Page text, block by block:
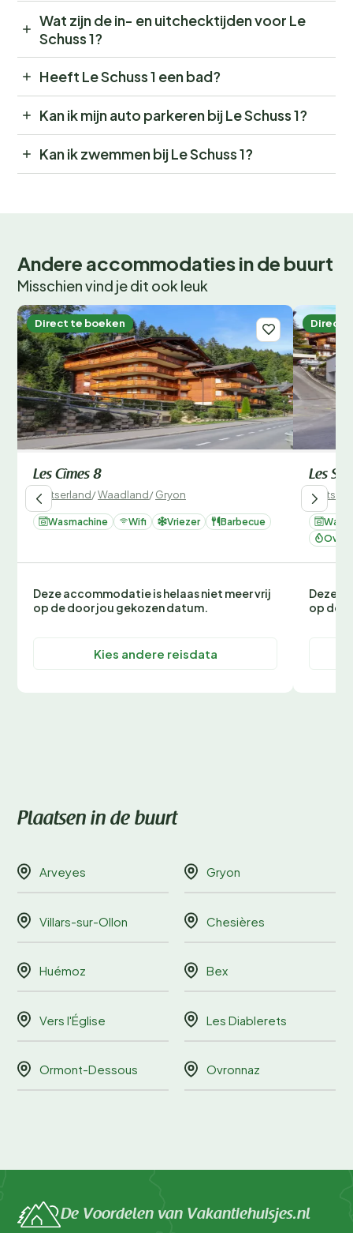
Wat zijn de in- en uitchecktijden voor Le
Schuss 1?
Heeft Le Schuss 1 een bad?
Kan ik mijn auto parkeren bij Le Schuss 1?
Kan ik zwemmen bij Le Schuss 1?
Andere accommodaties in de buurt
Misschien vind je dit ook leuk
Direct te boeken
Les Cîmes 8
Zwitserland/Waadland/Gryon
Wasmachine Wifi Vriezer Barbecue
Deze accommodatie is helaas niet meer vrij
op de door jou gekozen datum.
Kies andere reisdata
Direct
Les
Oven
Deze
op de
Plaatsen in de buurt
Arveyes Gryon
Villars-sur-Ollon Chesières
Huémoz Bex
Vers l'Église Les Diablerets
Ormont-Dessous Ovronnaz
De Voordelen van Vakantiehuisjes.nl